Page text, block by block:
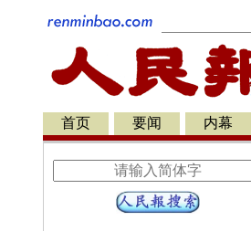
首页 要闻 内幕